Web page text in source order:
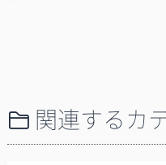
関連するカ